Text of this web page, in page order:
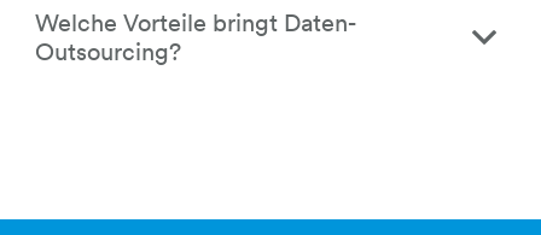
Welche Vorteile bringt Daten-
Outsourcing?